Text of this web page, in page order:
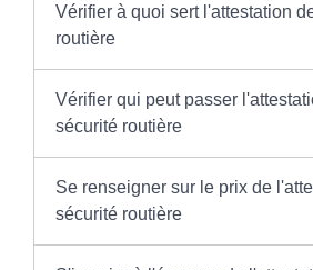
Vérifier à quoi sert l'attestation
routière
Vérifier qui peut passer
sécurité routière
Se renseigner sur le prix de
sécurité routière